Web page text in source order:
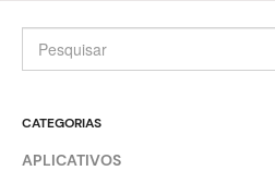
CATEGORIAS
APLICATIVOS